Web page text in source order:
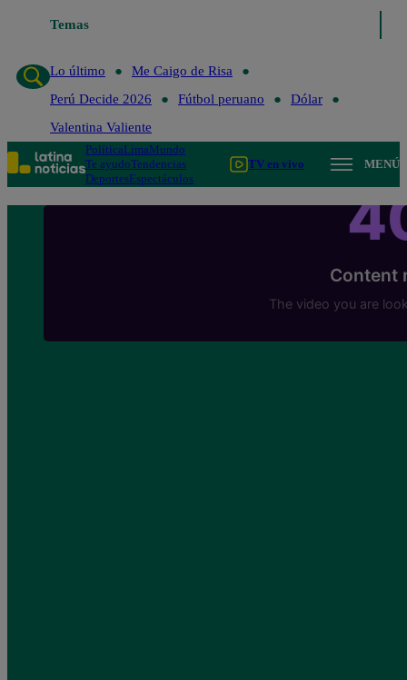
Temas
Lo último
Me Caigo de Risa
Perú Decide 2026
Fútbol peruano
Dólar
Valentina Valiente
PolíticaLimaMundo
Te ayudoTendencias
DeportesEspectáculos
TV en vivo MENÚ